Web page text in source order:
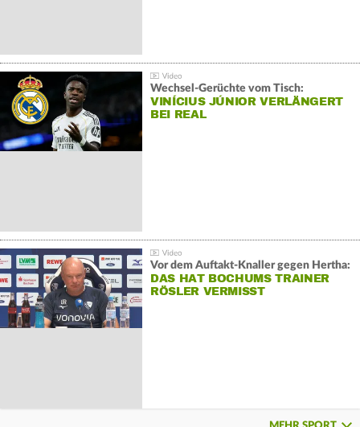
Wechsel-Gerüchte vom Tisch:
VINÍCIUS JÚNIOR VERLÄNGERT
BEI REAL
Vor dem Auftakt-Knaller gegen Hertha:
DAS HAT BOCHUMS TRAINER
RÖSLER VERMISST